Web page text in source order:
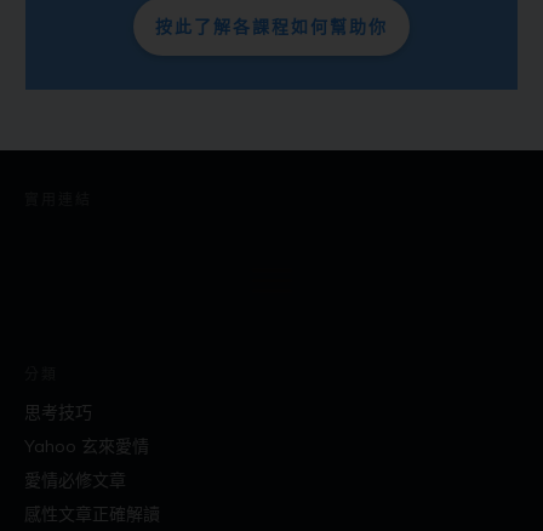
按此了解各課程如何幫助你
思考技巧
Yahoo 玄來愛情
愛情必修文章
感性文章正確解讀